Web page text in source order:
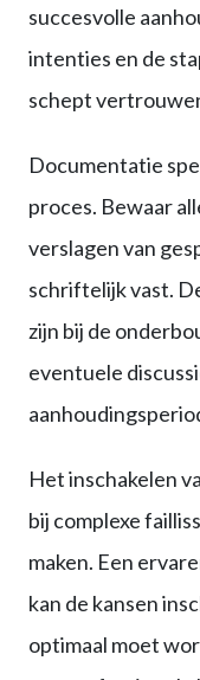
succesvolle
intenties en de
schept
Documentatie
proces. Bewaar
verslagen van
schriftelijk vast.
zijn bij de
eventuele
Het inschakelen
bij complexe
maken. Een
kan de kansen
optimaal moet